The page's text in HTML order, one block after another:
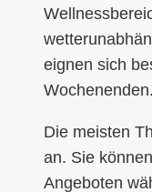
eignen sich
Wochenenden.
Die meisten
an. Sie
Angeboten